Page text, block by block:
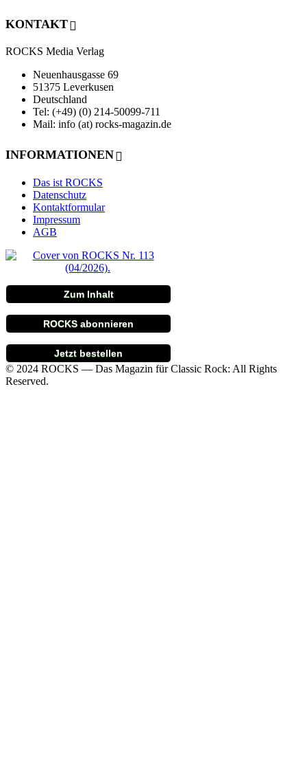
KONTAKT
ROCKS Media Verlag
Neuenhausgasse 69
51375 Leverkusen
Deutschland
Tel: (+49) (0) 214-50099-711
Mail: info (at) rocks-magazin.de
INFORMATIONEN
Das ist ROCKS
Datenschutz
Kontaktformular
Impressum
AGB
Zum Inhalt
ROCKS abonnieren
Jetzt bestellen
© 2024 ROCKS — Das Magazin für Classic Rock: All Rights
Reserved.